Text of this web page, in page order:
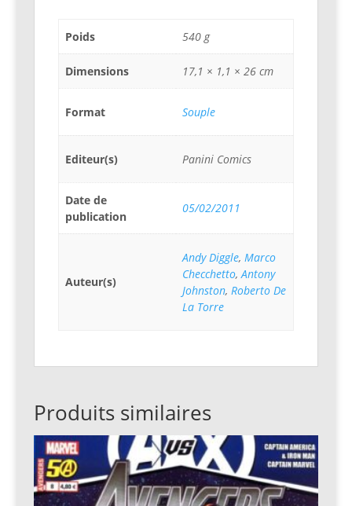
Poids 540 g
Dimensions 17,1 × 1,1 × 26 cm
Format Souple
Editeur(s) Panini Comics
Date de
publication
05/02/2011
Auteur(s)
Andy Diggle, Marco
Checchetto,Antony
Johnston, Roberto De
La Torre
Produits similaires